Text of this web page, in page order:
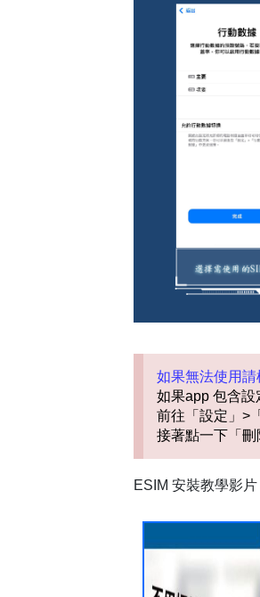
如果無法使用
如果app 包含設
前往「設定」>
接著點一下「刪
ESIM 安裝教學影片